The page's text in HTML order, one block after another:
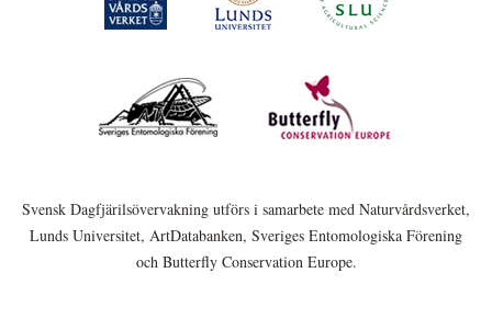
Svensk Dagfjärilsövervakning utförs i samarbete med Naturvårdsverket,
Lunds Universitet, ArtDatabanken, Sveriges Entomologiska Förening
och Butterfly Conservation Europe.